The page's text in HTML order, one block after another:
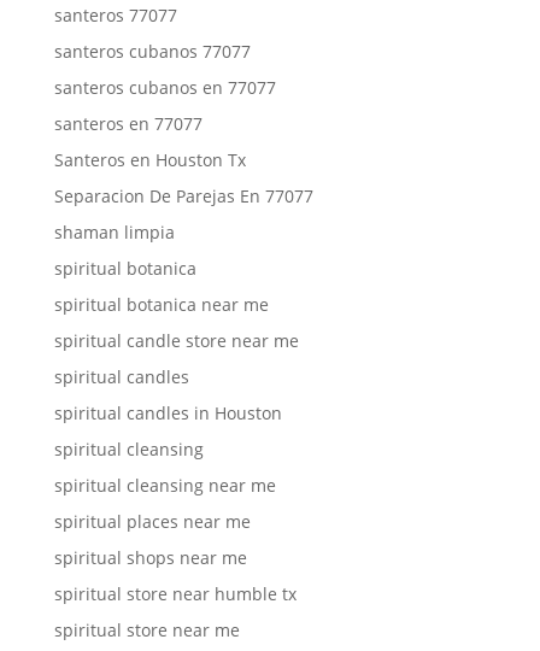
santeros 77077
santeros cubanos 77077
santeros cubanos en 77077
santeros en 77077
Santeros en Houston Tx
Separacion De Parejas En 77077
shaman limpia
spiritual botanica
spiritual botanica near me
spiritual candle store near me
spiritual candles
spiritual candles in Houston
spiritual cleansing
spiritual cleansing near me
spiritual places near me
spiritual shops near me
spiritual store near humble tx
spiritual store near me